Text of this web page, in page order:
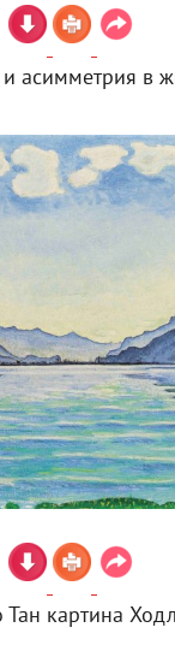
асимметрия в
Тан картина